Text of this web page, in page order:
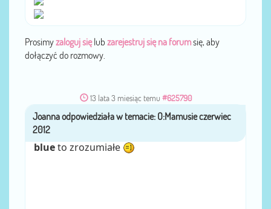
Prosimyzaloguj sięlub zarejestruj się na forumsię, aby
dołączyć do rozmowy.
13 lata 3 miesiąc temu #625790
przezJoanna
blueto zrozumiałe